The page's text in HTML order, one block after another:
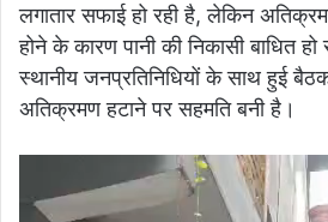
लगातार सफाई हो रही है, लेकिन
होने के कारण पानी की निकासी बाधित हो
स्थानीय जनप्रतिनिधियों के साथ हुई
अतिक्रमण हटाने पर सहमति बनी है।